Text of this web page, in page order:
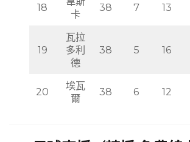
18
韋斯
卡
38 7 13
19
瓦拉
多利
德
38 5 16
20
埃瓦
爾
38 6 12